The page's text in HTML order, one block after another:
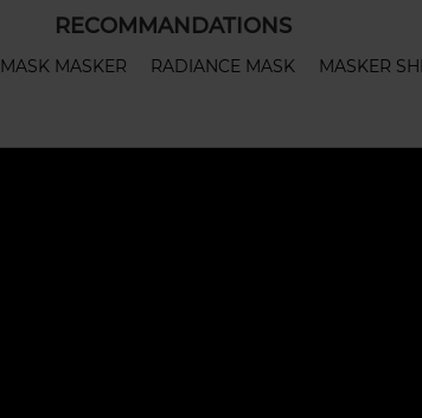
RECOMMANDATIONS
MASK MASKER RADIANCE MASK MASKER